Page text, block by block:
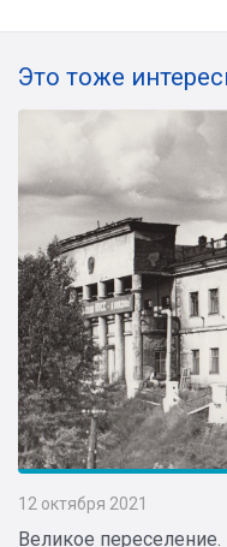
Это тоже
12 октября 2021
Великое